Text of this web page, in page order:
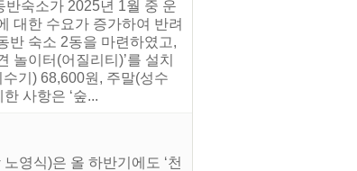
숙소가 2025년 1월 중 운
대한 수요가 증가하여 반려
반 숙소 2동을 마련하였고,
놀이터(어질리티)’를 설치
기) 68,600원, 주말(성수
사항은 ‘숲...
영식)은 올 하반기에도 ‘천